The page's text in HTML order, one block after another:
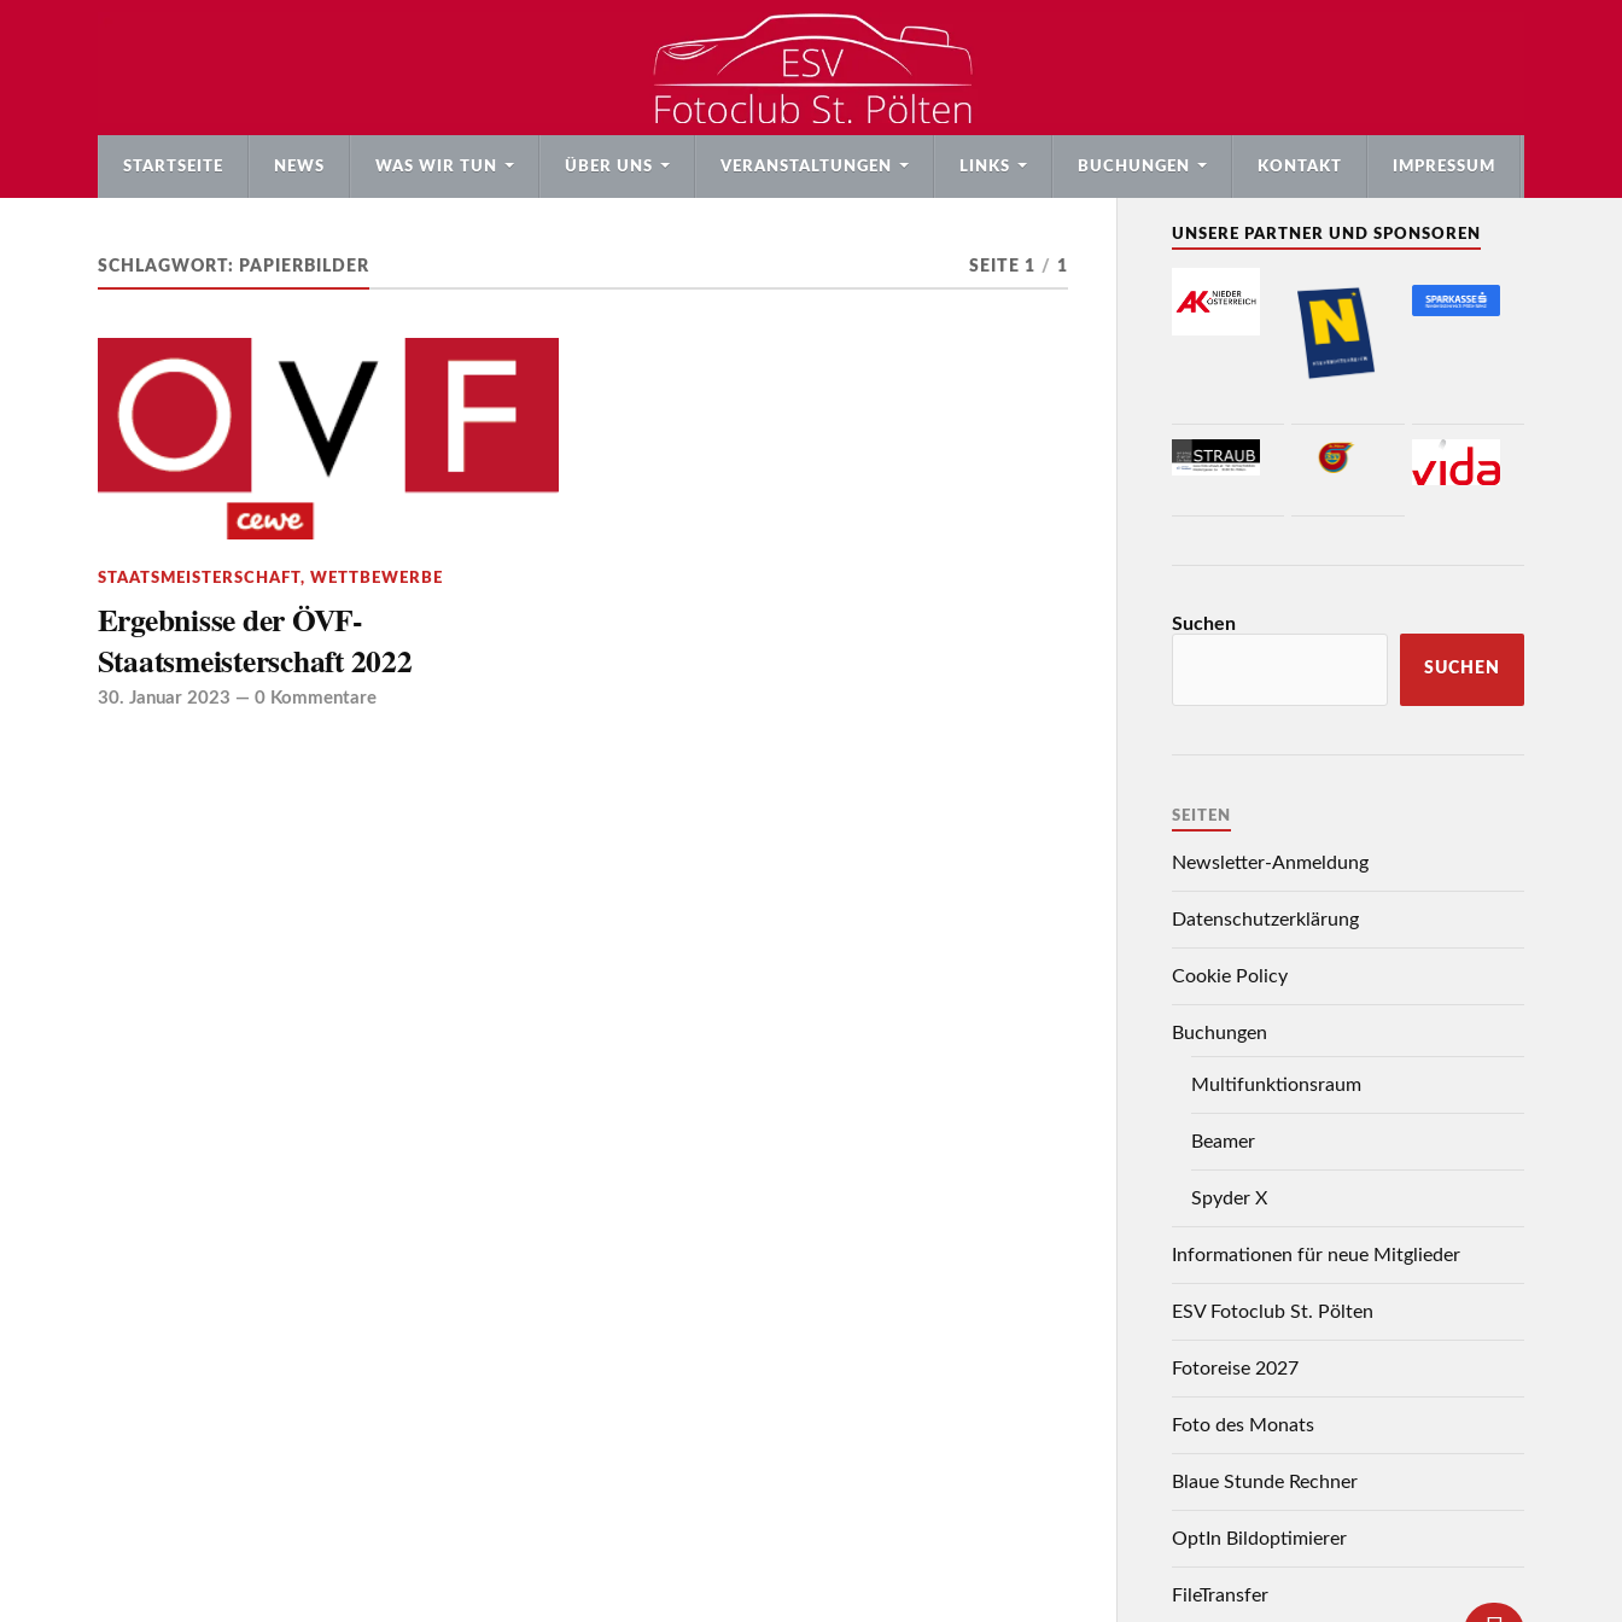
STARTSEITE NEWS WAS WIR TUN ÜBER UNS VERANSTALTUNGEN LINKS BUCHUNGEN KONTAKT IMPRESSUM
SCHLAGWORT: PAPIERBILDER SEITE 1 / 1
STAATSMEISTERSCHAFT, WETTBEWERBE
Ergebnisse der ÖVF-
Staatsmeisterschaft 2022
30. Januar 2023 — 0 Kommentare
UNSERE PARTNER UND SPONSOREN
Suchen
SUCHEN
SEITEN
Newsletter-Anmeldung
Datenschutzerklärung
Cookie Policy
Buchungen
Multifunktionsraum
Beamer
Spyder X
Informationen für neue Mitglieder
ESV Fotoclub St. Pölten
Fotoreise 2027
Foto des Monats
Blaue Stunde Rechner
OptIn Bildoptimierer
FileTransfer